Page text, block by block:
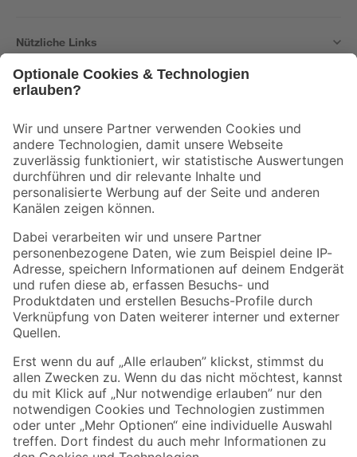
Nützliche Links
Der toom Newsletter: Keine Angebote und Aktionen mehr verpassen!
Zur Newsletter Anmeldung
Folge uns
Zahlungsarten Versandarten
Sicher einkaufen
Jetzt die toom-App herunterladen